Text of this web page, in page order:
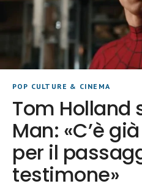
POP CULTURE & CINEMA
Tom Holland
Man: «C’è
per il
testimone»